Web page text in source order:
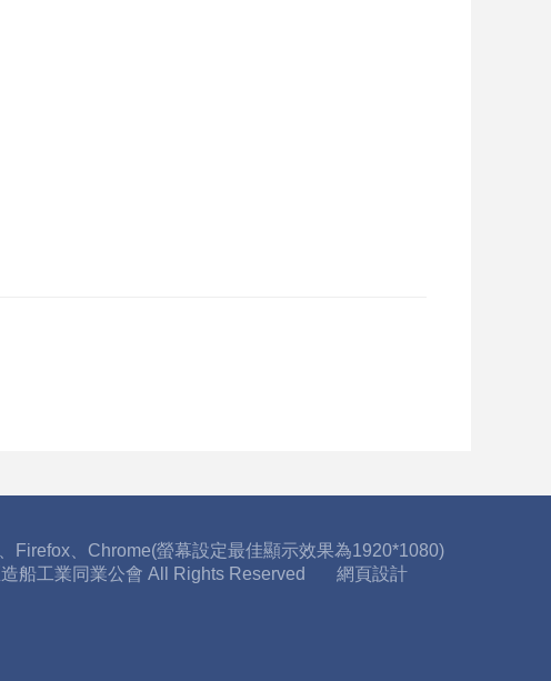
Firefox、Chrome(螢幕設定最佳顯示效果為1920*1080)
船工業同業公會 All Rights Reserved
網頁設計